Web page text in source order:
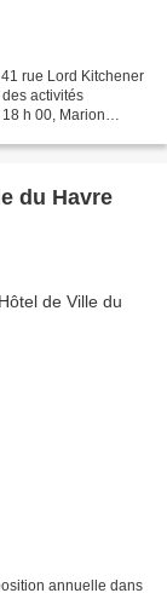
rue Lord Kitchener
activités
h 00, Marion
du Havre
annuelle dans